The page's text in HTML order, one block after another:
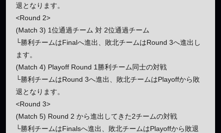
退となります。
<Round 2>
(Match 3) 1位通過チーム 対 2位通過チーム
└勝利チームはFinalへ進出、敗北チームはRound 3へ進出し
ます。
(Match 4) Playoff Round 1勝利チーム同士の対戦
└勝利チームはRound 3へ進出、敗北チームはPlayoffから敗
退となります。
<Round 3>
(Match 5) Round 2 から進出してきた2チームの対戦
└勝利チームはFinalsへ進出、敗北チームはPlayoffから敗退